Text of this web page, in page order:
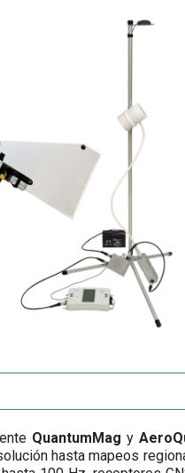
QuantumMag y
hasta mapeos